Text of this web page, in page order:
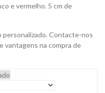
e vermelho. 5 cm de
personalizado. Contacte-nos
vantagens na compra de